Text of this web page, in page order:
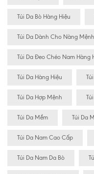
Túi Da Bò Hàng Hiệu
Túi Da Dành Cho Nàng
Túi Da Đeo Chéo Nam Hàng
Túi Da Hàng Hiệu
Túi Da Hợp Mệnh
Túi Da Mềm Túi Da
Túi Da Nam Cao Cấp
Túi Da Nam Da Bò